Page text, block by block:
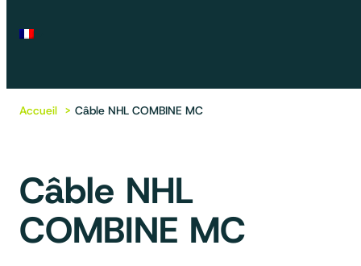
Accueil Câble NHL COMBINE MC
Câble NHL
COMBINE MC